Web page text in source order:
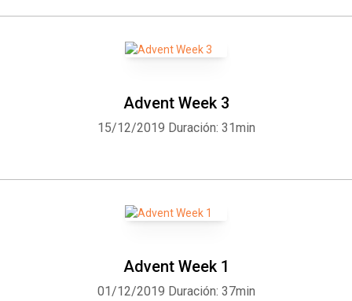
Advent Week 3
15/12/2019 Duración: 31min
Advent Week 1
01/12/2019 Duración: 37min